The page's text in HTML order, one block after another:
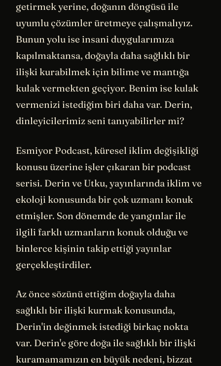
getirmek yerine, doğanın döngüsü ile
uyumlu çözümler üretmeye çalışmalıyız.
Bunun yolu ise insani duygularımıza
kapılmaktansa, doğayla daha sağlıklı bir
ilişki kurabilmek için bilime ve mantığa
kulak vermekten geçiyor. Benim ise kulak
vermenizi istediğim biri daha var. Derin,
dinleyicilerimiz seni tanıyabilirler mi?
Esmiyor Podcast, küresel iklim değişikliği
konusu üzerine işler çıkaran bir podcast
serisi. Derin ve Utku, yayınlarında iklim ve
ekoloji konusunda bir çok uzmanı konuk
etmişler. Son dönemde de yangınlar ile
ilgili farklı uzmanların konuk olduğu ve
binlerce kişinin takip ettiği yayınlar
gerçekleştirdiler.
Az önce sözünü ettiğim doğayla daha
sağlıklı bir ilişki kurmak konusunda,
Derin'in değinmek istediği birkaç nokta
var. Derin'e göre doğa ile sağlıklı bir ilişki
kuramamamızın en büyük nedeni, bizzat